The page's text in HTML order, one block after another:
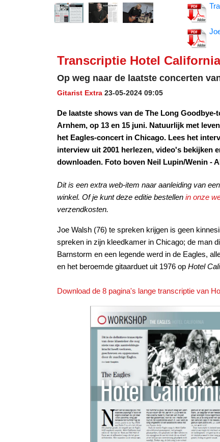
Transcriptie Hotel
Op weg naar de laatste concerten
Gitarist Extra 23-05-2024 09:05
De laatste shows van de The Long
Arnhem, op 13 en 15 juni. Natuurlijk met
het Eagles-concert in Chicago. Lees het
interview uit 2001 herlezen, video's bekijken
downloaden. Foto boven Neil Lupin/Wenin -
Dit is een extra web-item naar aanleiding van
winkel. Of je kunt deze editie bestellen in onze
verzendkosten.
Joe Walsh (76) te spreken krijgen is geen
spreken in zijn kleedkamer in Chicago; de man
Barnstorm en een legende werd in de Eagles,
en het beroemde gitaarduet uit 1976 op Hotel
Download de 8 pagina's lange transcriptie van